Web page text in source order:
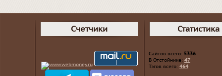
Счетчики Статистика
Сайтов всего: 5336
В Отстойнике: 47
Тэгов всего: 464